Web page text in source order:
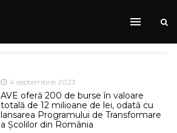
4 septembrie 2023
AVE oferă 200 de burse în valoare
totală de 12 milioane de lei, odată cu
lansarea Programului de Transformare
a Școlilor din România